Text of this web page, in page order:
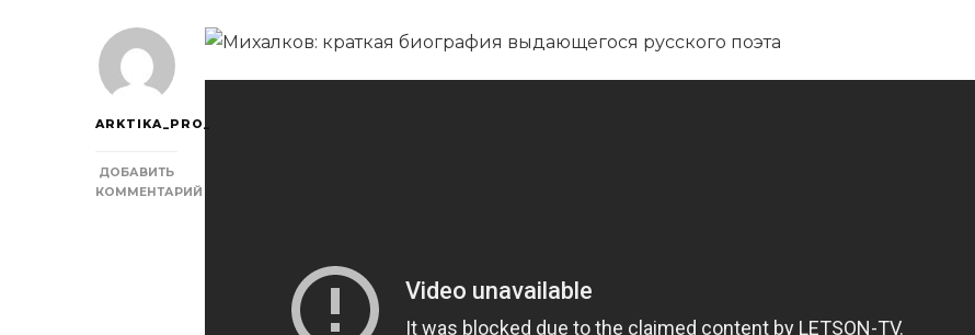
ARKTIKA_PRO_
ДОБАВИТЬ
КОММЕНТАРИЙ